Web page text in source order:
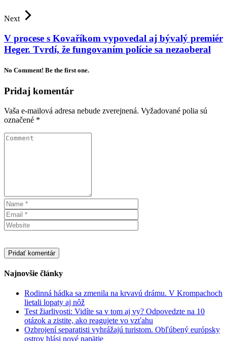
Next
V procese s Kovaříkom vypovedal aj bývalý premiér
Heger. Tvrdí, že fungovaním polície sa nezaoberal
No Comment! Be the first one.
Pridaj komentár
Vaša e-mailová adresa nebude zverejnená. Vyžadované polia sú
označené *
Najnovšie články
Rodinná hádka sa zmenila na krvavú drámu. V Krompachoch
lietali lopaty aj nôž
Test žiarlivosti: Vidíte sa v tom aj vy? Odpovedzte na 10
otázok a zistite, ako reagujete vo vzťahu
Ozbrojení separatisti vyhrážajú turistom. Obľúbený európsky
ostrov hlási nové napätie